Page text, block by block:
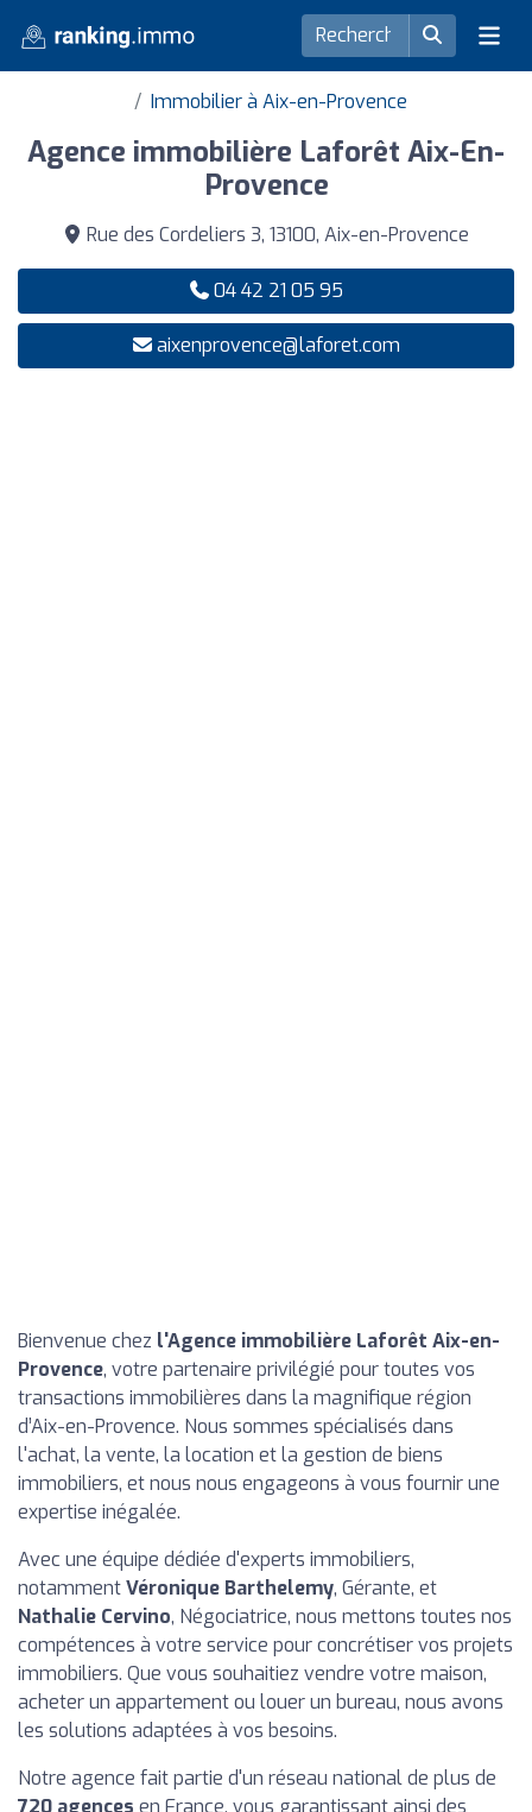
Immobilier à Aix-en-Provence
Agence immobilière Laforêt Aix-En-
Provence
Rue des Cordeliers 3, 13100, Aix-en-Provence
04 42 21 05 95
aixenprovence@laforet.com
Bienvenue chez l'Agence immobilière Laforêt Aix-en-
Provence, votre partenaire privilégié pour toutes vos
transactions immobilières dans la magnifique région
d’Aix-en-Provence. Nous sommes spécialisés dans
l'achat, la vente, la location et la gestion de biens
immobiliers, et nous nous engageons à vous fournir une
expertise inégalée.
Avec une équipe dédiée d'experts immobiliers,
notammentVéronique Barthelemy, Gérante, et
Nathalie Cervino, Négociatrice, nous mettons toutes nos
compétences à votre service pour concrétiser vos projets
immobiliers. Que vous souhaitiez vendre votre maison,
acheter un appartement ou louer un bureau, nous avons
les solutions adaptées à vos besoins.
Notre agence fait partie d'un réseau national de plus de
720 agences en France, vous garantissant ainsi des